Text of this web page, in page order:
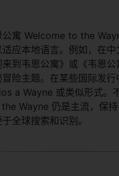
公寓 Welcome to the
适应本地语言。例如，在
到韦恩公寓》或《韦恩
险主题。在某些国际发
a Wayne 或类似形式。
Wayne 仍是主流，保
全球搜索和识别。